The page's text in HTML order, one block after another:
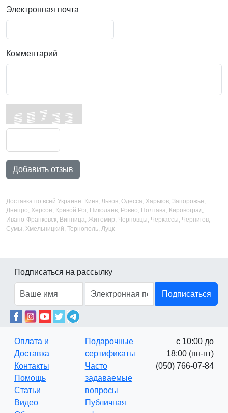
Электронная почта
Комментарий
Добавить отзыв
Доставка по всей Украине: Киев, Львов, Одесса, Харьков, Запорожье,
Днепро, Херсон, Кривой Рог, Николаев, Ровно, Полтава, Кировоград,
Ивано-Франковск, Винница, Житомир, Черновцы, Черкассы, Чернигов,
Сумы, Хмельницкий, Тернополь, Луцк
Подписаться на рассылку
Подписаться
Оплата и
Доставка
Контакты
Помощь
Статьи
Видео
Подарочные
сертификаты
Часто
задаваемые
вопросы
Публичная
с 10:00 до
18:00 (пн-пт)
(050) 766-07-84